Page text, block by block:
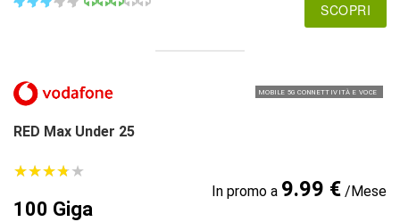
SCOPRI
MOBILE 5G CONNETTIVITÀ E VOCE
RED Max Under 25
★★★★★
★★★★★
100 Giga
In promo a 9.99 €/Mese